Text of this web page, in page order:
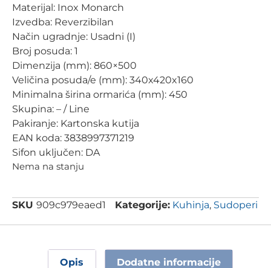
Materijal: Inox Monarch
Izvedba: Reverzibilan
Način ugradnje: Usadni (I)
Broj posuda: 1
Dimenzija (mm): 860×500
Veličina posuda/e (mm): 340x420x160
Minimalna širina ormarića (mm): 450
Skupina: – / Line
Pakiranje: Kartonska kutija
EAN koda: 3838997371219
Sifon uključen: DA
Nema na stanju
SKU 909c979eaed1 Kategorije: Kuhinja, Sudoperi
Opis Dodatne informacije